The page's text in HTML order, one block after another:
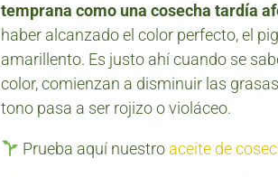
temprana como una cosecha tardía
haber alcanzado el color perfecto, el
amarillento. Es justo ahí cuando se
color, comienzan a disminuir las
tono pasa a ser rojizo o violáceo.
Prueba aquí nuestro aceite de